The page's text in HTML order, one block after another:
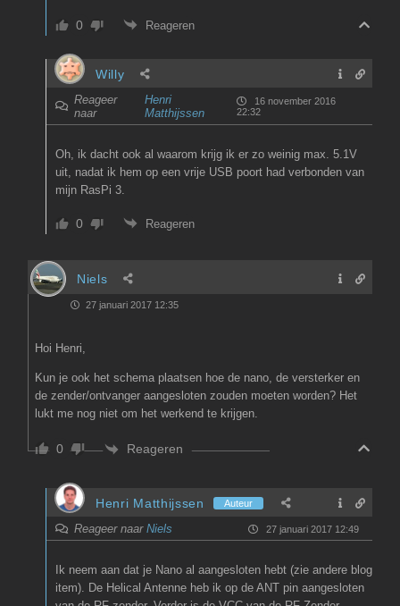
0 Reageren
Willy
Reageer
naar
Henri
Matthijssen
16 november 2016
22:32
Oh, ik dacht ook al waarom krijg ik er zo weinig max. 5.1V
uit, nadat ik hem op een vrije USB poort had verbonden van
mijn RasPi 3.
0 Reageren
Niels
27 januari 2017 12:35
Hoi Henri,
Kun je ook het schema plaatsen hoe de nano, de versterker en
de zender/ontvanger aangesloten zouden moeten worden? Het
lukt me nog niet om het werkend te krijgen.
0 Reageren
Henri Matthijssen Auteur
Reageer naar Niels 27 januari 2017 12:49
Ik neem aan dat je Nano al aangesloten hebt (zie andere blog
item). De Helical Antenne heb ik op de ANT pin aangesloten